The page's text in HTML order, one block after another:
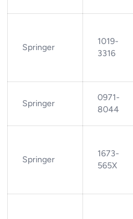
Springer
1019-
3316
Springer
0971-
8044
Springer
1673-
565X